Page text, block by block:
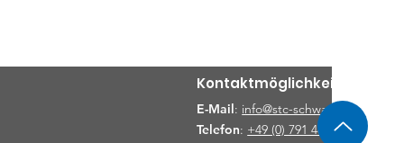
Kontaktmöglichkeiten
E-Mail: info@stc-schwaebischhall.de
Telefon: +49 (0) 791 48919